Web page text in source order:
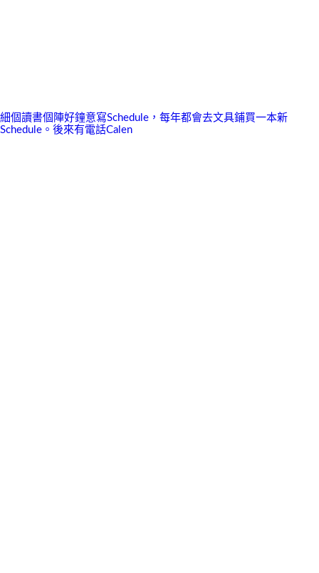
細個讀書個陣好鐘意寫Schedule，每年都會去文具鋪買一本新
Schedule。後來有電話Calen